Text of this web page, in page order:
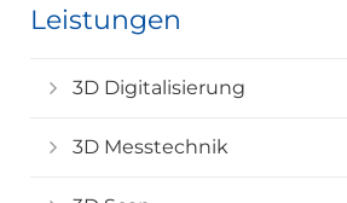
Leistungen
3D Digitalisierung
3D Messtechnik